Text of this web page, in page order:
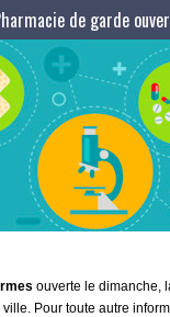
de garde
ouverte le dimanche,
Pour toute autre